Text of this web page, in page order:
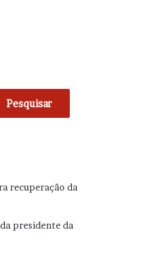
Pesquisar
recuperação da
presidente da